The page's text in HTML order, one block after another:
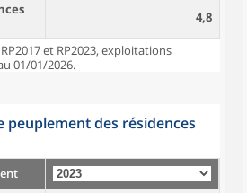
4,8
et RP2023, exploitations
01/01/2026.
peuplement des résidences